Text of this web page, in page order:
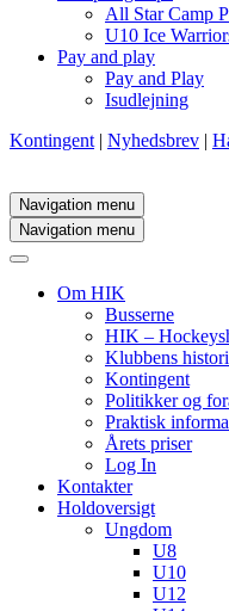
All Star Camp
U10 Ice
Pay and play
Pay and Play
Isudlejning
Kontingent | Nyhedsbrev |
Navigation menu
Navigation menu
Om HIK
Busserne
HIK –
Klubbens
Kontingent
Politikker og
Praktisk
Årets priser
Log In
Kontakter
Holdoversigt
Ungdom
U8
U10
U12